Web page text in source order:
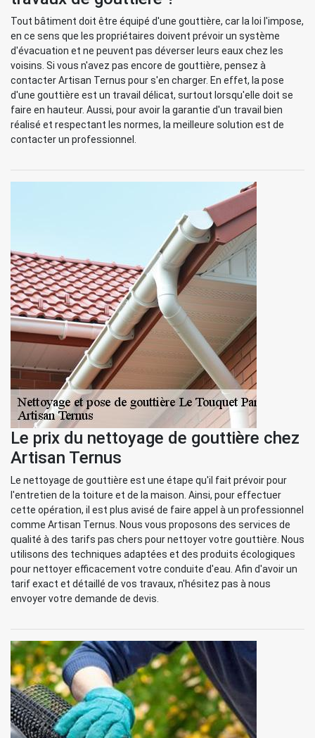
Tout bâtiment doit être équipé d'une gouttière, car la loi l'impose,
en ce sens que les propriétaires doivent prévoir un système
d'évacuation et ne peuvent pas déverser leurs eaux chez les
voisins. Si vous n'avez pas encore de gouttière, pensez à
contacter Artisan Ternus pour s'en charger. En effet, la pose
d'une gouttière est un travail délicat, surtout lorsqu'elle doit se
faire en hauteur. Aussi, pour avoir la garantie d'un travail bien
réalisé et respectant les normes, la meilleure solution est de
contacter un professionnel.
Le prix du nettoyage de gouttière chez
Artisan Ternus
Le nettoyage de gouttière est une étape qu'il fait prévoir pour
l'entretien de la toiture et de la maison. Ainsi, pour effectuer
cette opération, il est plus avisé de faire appel à un professionnel
comme Artisan Ternus. Nous vous proposons des services de
qualité à des tarifs pas chers pour nettoyer votre gouttière. Nous
utilisons des techniques adaptées et des produits écologiques
pour nettoyer efficacement votre conduite d'eau. Afin d'avoir un
tarif exact et détaillé de vos travaux, n'hésitez pas à nous
envoyer votre demande de devis.